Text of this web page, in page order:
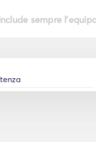
include sempre